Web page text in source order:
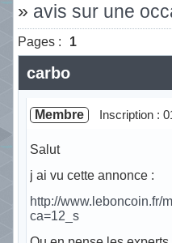
» avis sur une
Pages : 1
carbo
Membre Inscription :
Salut
j ai vu cette annonce :
http://www.leboncoin.fr/
ca=12_s